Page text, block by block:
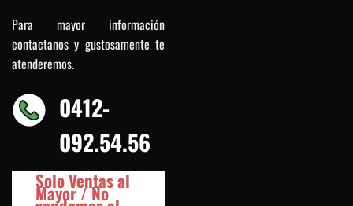
Para mayor información
contactanos y gustosamente te
atenderemos.
0412-
092.54.56
Solo Ventas al
Mayor / No